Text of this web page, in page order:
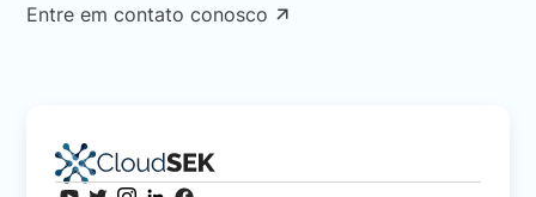
Entre em contato conosco